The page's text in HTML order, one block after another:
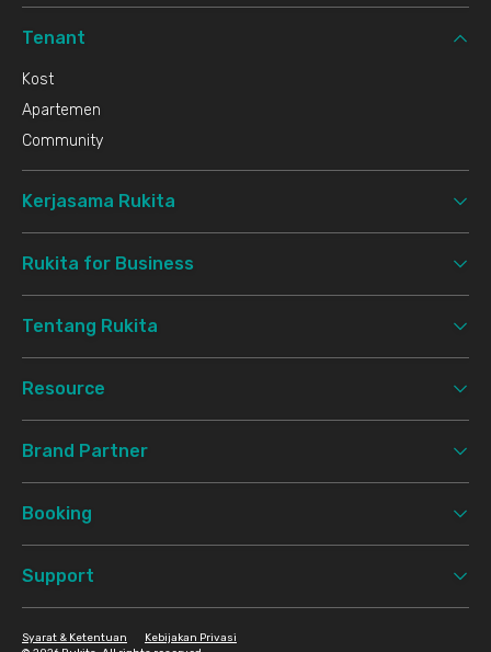
Tenant
Kost
Apartemen
Community
Kerjasama Rukita
Rukita for Business
Tentang Rukita
Resource
Brand Partner
Booking
Support
Syarat & Ketentuan Kebijakan Privasi